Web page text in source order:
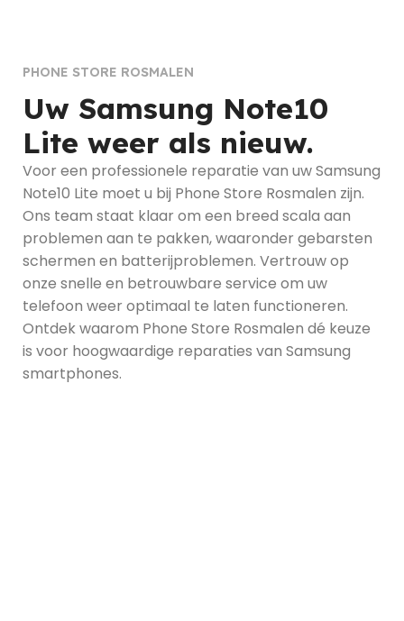
PHONE STORE ROSMALEN
Uw Samsung Note10
Lite weer als nieuw.
Voor een professionele reparatie van uw Samsung
Note10 Lite moet u bij Phone Store Rosmalen zijn.
Ons team staat klaar om een breed scala aan
problemen aan te pakken, waaronder gebarsten
schermen en batterijproblemen. Vertrouw op
onze snelle en betrouwbare service om uw
telefoon weer optimaal te laten functioneren.
Ontdek waarom Phone Store Rosmalen dé keuze
is voor hoogwaardige reparaties van Samsung
smartphones.